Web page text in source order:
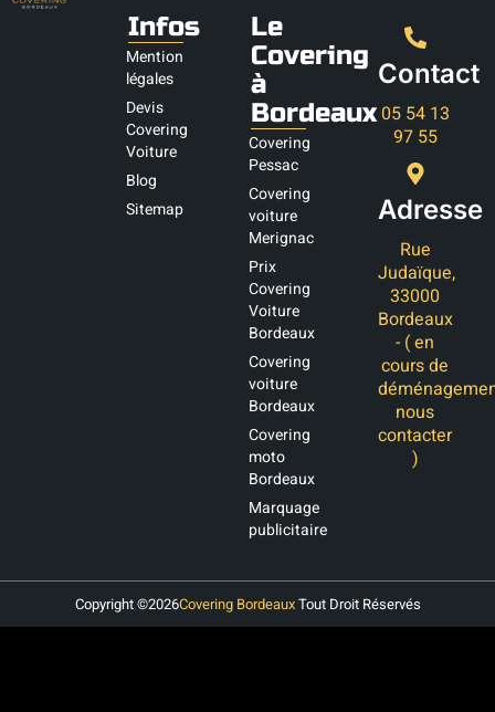
Infos
Mention
légales
Devis
Covering
Voiture
Blog
Sitemap
Le
Covering
à
Bordeaux
Covering
Pessac
Covering
voiture
Merignac
Prix
Covering
Voiture
Bordeaux
Covering
voiture
Bordeaux
Covering
moto
Bordeaux
Marquage
publicitaire
Contact
05 54 13
97 55
Adresse
Rue
Judaïque,
33000
Bordeaux
- ( en
cours de
nous
contacter
)
Copyright ©2026Covering BordeauxTout Droit Réservés